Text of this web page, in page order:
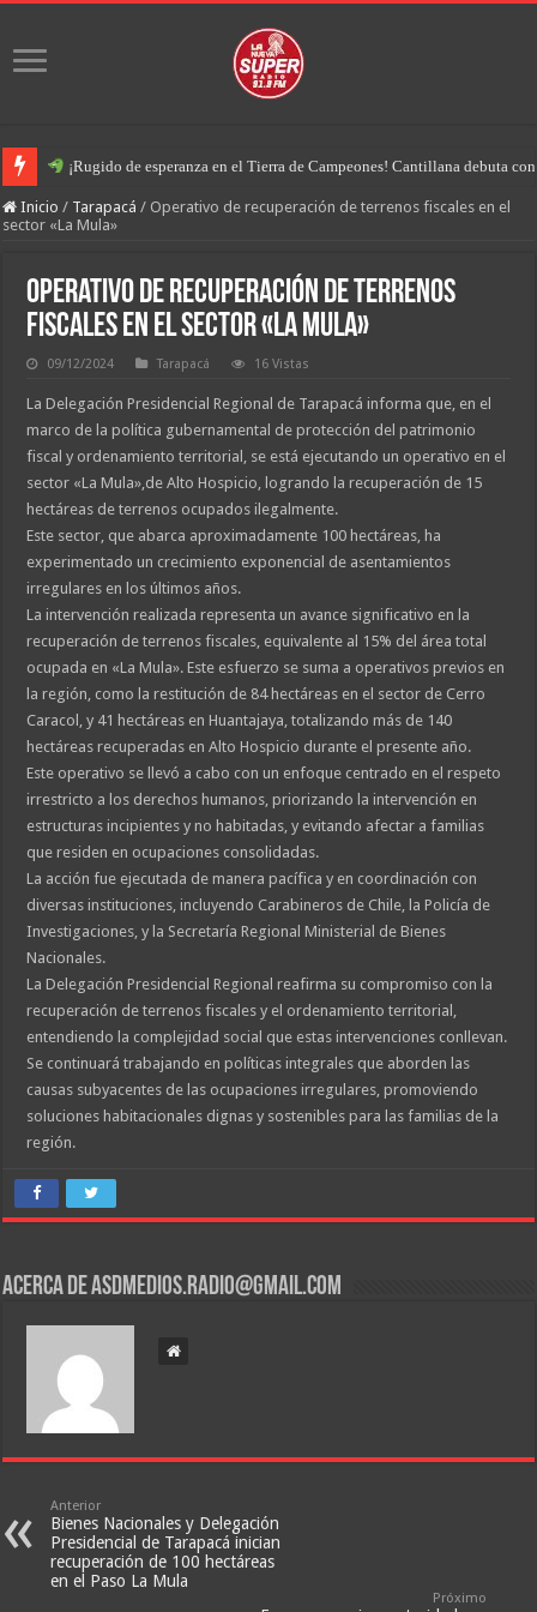
¡Rugido de esperanza en el Tierra de Campeones! Cantillana debuta
Inicio / Tarapacá / Operativo de recuperación de terrenos fiscales en el
sector «La Mula»
Operativo de recuperación de terrenos
fiscales en el sector «La Mula»
09/12/2024 Tarapacá 16 Vistas
La Delegación Presidencial Regional de Tarapacá informa que, en el
marco de la política gubernamental de protección del patrimonio
fiscal y ordenamiento territorial, se está ejecutando un operativo en el
sector «La Mula»,de Alto Hospicio, logrando la recuperación de 15
hectáreas de terrenos ocupados ilegalmente.
Este sector, que abarca aproximadamente 100 hectáreas, ha
experimentado un crecimiento exponencial de asentamientos
irregulares en los últimos años.
La intervención realizada representa un avance significativo en la
recuperación de terrenos fiscales, equivalente al 15% del área total
ocupada en «La Mula». Este esfuerzo se suma a operativos previos en
la región, como la restitución de 84 hectáreas en el sector de Cerro
Caracol, y 41 hectáreas en Huantajaya, totalizando más de 140
hectáreas recuperadas en Alto Hospicio durante el presente año.
Este operativo se llevó a cabo con un enfoque centrado en el respeto
irrestricto a los derechos humanos, priorizando la intervención en
estructuras incipientes y no habitadas, y evitando afectar a familias
que residen en ocupaciones consolidadas.
La acción fue ejecutada de manera pacífica y en coordinación con
diversas instituciones, incluyendo Carabineros de Chile, la Policía de
Investigaciones, y la Secretaría Regional Ministerial de Bienes
Nacionales.
La Delegación Presidencial Regional reafirma su compromiso con la
recuperación de terrenos fiscales y el ordenamiento territorial,
entendiendo la complejidad social que estas intervenciones conllevan.
Se continuará trabajando en políticas integrales que aborden las
causas subyacentes de las ocupaciones irregulares, promoviendo
soluciones habitacionales dignas y sostenibles para las familias de la
región.
Acerca de asdmedios.radio@gmail.com
Anterior
Bienes Nacionales y Delegación
Presidencial de Tarapacá inician
recuperación de 100 hectáreas
en el Paso La Mula
Próximo